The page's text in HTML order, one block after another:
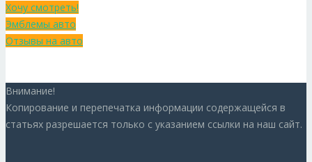
Хочу смотреть!
Эмблемы авто
Отзывы на авто
Внимание!
Копирование и перепечатка информации содержащейся в
статьях разрешается только с указанием ссылки на наш сайт.